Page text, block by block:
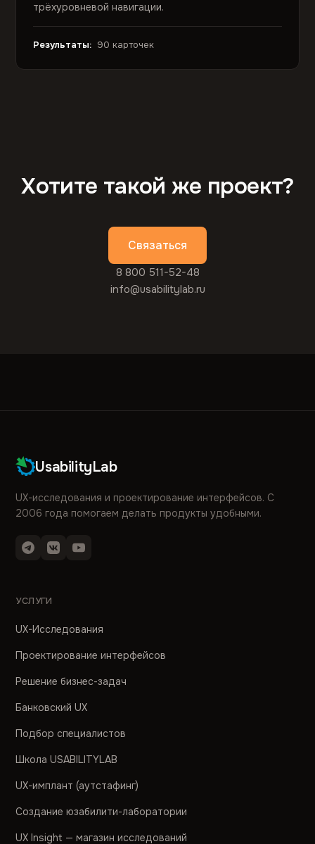
трёхуровневой навигации.
Результаты: 90 карточек
Хотите такой же проект?
Связаться
8 800 511-52-48
info@usabilitylab.ru
UsabilityLab
UX-исследования и проектирование интерфейсов. С
2006 года помогаем делать продукты удобными.
УСЛУГИ
UX-Исследования
Проектирование интерфейсов
Решение бизнес-задач
Банковский UX
Подбор специалистов
Школа USABILITYLAB
UX-имплант (аутстафинг)
Создание юзабилити-лаборатории
UX Insight — магазин исследований